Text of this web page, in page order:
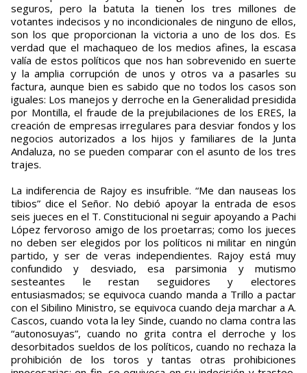
seguros, pero la batuta la tienen los tres millones de
votantes indecisos y no incondicionales de ninguno de ellos,
son los que proporcionan la victoria a uno de los dos. Es
verdad que el machaqueo de los medios afines, la escasa
valía de estos políticos que nos han sobrevenido en suerte
y la amplia corrupción de unos y otros va a pasarles su
factura, aunque bien es sabido que no todos los casos son
iguales: Los manejos y derroche en la Generalidad presidida
por Montilla, el fraude de la prejubilaciones de los ERES, la
creación de empresas irregulares para desviar fondos y los
negocios autorizados a los hijos y familiares de la Junta
Andaluza, no se pueden comparar con el asunto de los tres
trajes.
La indiferencia de Rajoy es insufrible. “Me dan nauseas los
tibios” dice el Señor. No debió apoyar la entrada de esos
seis jueces en el T. Constitucional ni seguir apoyando a Pachi
López fervoroso amigo de los proetarras; como los jueces
no deben ser elegidos por los políticos ni militar en ningún
partido, y ser de veras independientes. Rajoy está muy
confundido y desviado, esa parsimonia y mutismo
sesteantes le restan seguidores y electores
entusiasmados; se equivoca cuando manda a Trillo a pactar
con el Sibilino Ministro, se equivoca cuando deja marchar a A.
Cascos, cuando vota la ley Sinde, cuando no clama contra las
“autonosuyas”, cuando no grita contra el derroche y los
desorbitados sueldos de los políticos, cuando no rechaza la
prohibición de los toros y tantas otras prohibiciones